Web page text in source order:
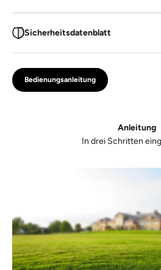
Sicherheitsdatenblatt
Bedienungsanleitung
Anleitung